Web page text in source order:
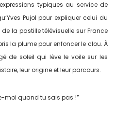
typiques au service de
Pujol pour expliquer celui du
la pastille télévisuelle sur France
la plume pour enfoncer le clou. À
de soleil qui lève le voile sur les
leur origine et leur parcours.
moi quand tu sais pas !”